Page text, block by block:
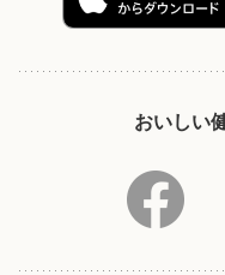
おいしい